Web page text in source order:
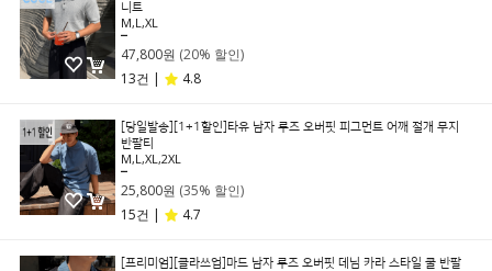
니트
M,L,XL
47,800원 (20% 할인)
13건 |
4.8
[당일발송][1+1할인]타유 남자 루즈 오버핏 피그먼트 어깨 절개 무지
반팔티
M,L,XL,2XL
25,800원 (35% 할인)
15건 |
4.7
[프리미엄][클라쓰업]마드 남자 루즈 오버핏 데님 카라 스타일 쿨 반팔